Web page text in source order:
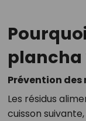
plancha
Prévention des
Les résidus
cuisson